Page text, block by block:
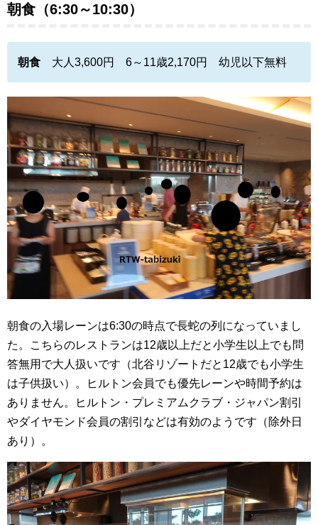
朝食（6:30～10:30）
朝食 大人3,600円 6～11歳2,170円 幼児以下無料
朝食の入場レーンは6:30の時点で長蛇の列になっていまし
た。こちらのレストランは12歳以上だと小学生以上でも問
答無用で大人扱いです（北谷リゾートだと12歳でも小学生
は子供扱い）。ヒルトン会員でも優先レーンや時間予約は
ありません。ヒルトン・プレミアムクラブ・ジャパン割引
やダイヤモンド会員の割引などは有効のようです（除外日
あり）。